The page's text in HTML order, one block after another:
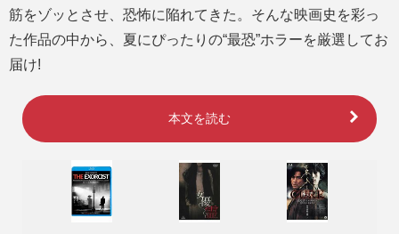
筋をゾッとさせ、恐怖に陥れてきた。そんな映画史を彩っ
た作品の中から、夏にぴったりの“最恐”ホラーを厳選してお
届け!
本文を読む